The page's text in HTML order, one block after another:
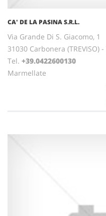
CA' DE LA PASINA S.R.L.
Via Grande Di S. Giacomo, 1
31030 Carbonera (TREVISO) -
Tel. +39.0422600130
Marmellate